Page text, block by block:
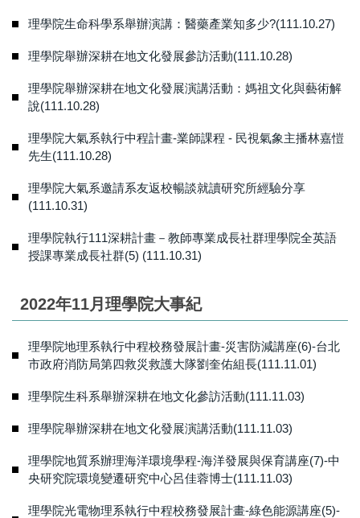
理學院生命科學系舉辦演講：醫藥產業知多少?(111.10.27)
理學院舉辦深耕在地文化發展參訪活動(111.10.28)
理學院舉辦深耕在地文化發展演講活動：媽祖文化與藝術解
說(111.10.28)
理學院大氣系執行中程計畫-業師課程 - 民視氣象主播林嘉愷
先生(111.10.28)
理學院大氣系邀請系友返校暢談就讀研究所經驗分享
(111.10.31)
理學院執行111深耕計畫－教師專業成長社群理學院全英語
授課專業成長社群(5) (111.10.31)
2022年11月理學院大事紀
理學院地理系執行中程校務發展計畫-災害防減講座(6)-台北
市政府消防局第四救災救護大隊劉奎佑組長(111.11.01)
理學院生科系舉辦深耕在地文化參訪活動(111.11.03)
理學院舉辦深耕在地文化發展演講活動(111.11.03)
理學院地質系辦理海洋環境學程-海洋發展與保育講座(7)-中
央研究院環境變遷研究中心呂佳蓉博士(111.11.03)
理學院光電物理系執行中程校務發展計畫-綠色能源講座(5)-